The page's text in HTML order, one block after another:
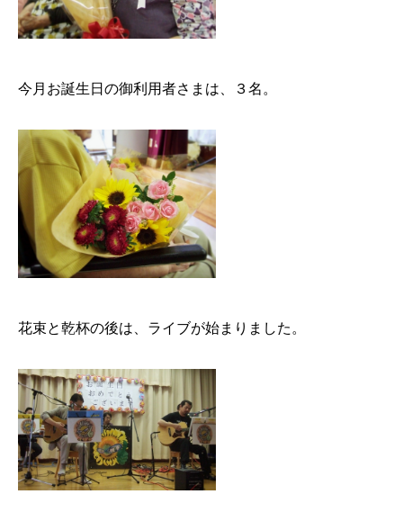
今月お誕生日の御利用者さまは、３名。
花束と乾杯の後は、ライブが始まりました。